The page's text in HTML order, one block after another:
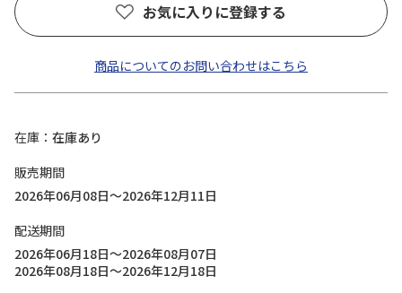
お気に入りに登録する
商品についてのお問い合わせはこちら
在庫
在庫あり
販売期間
2026年06月08日～2026年12月11日
配送期間
2026年06月18日～2026年08月07日
2026年08月18日～2026年12月18日